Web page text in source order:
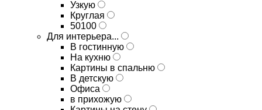
Узкую
Круглая
50100
Для интерьера...
В гостинную
На кухню
Картины в спальню
В детскую
Офиса
в прихожую